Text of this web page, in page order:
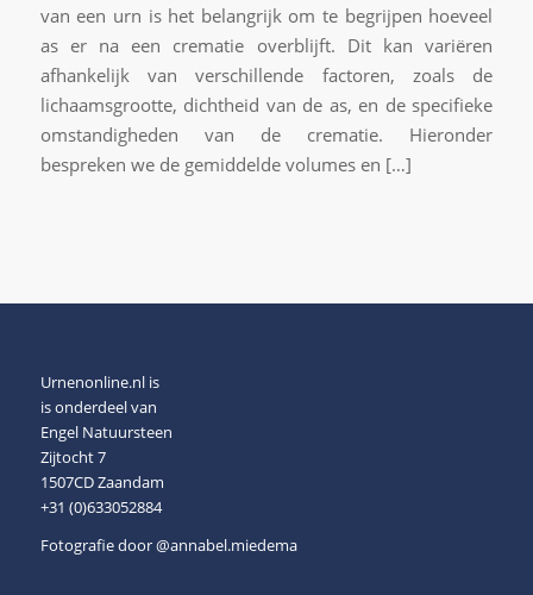
van een urn is het belangrijk om te begrijpen hoeveel
as er na een crematie overblijft. Dit kan variëren
afhankelijk van verschillende factoren, zoals de
lichaamsgrootte, dichtheid van de as, en de specifieke
omstandigheden van de crematie. Hieronder
bespreken we de gemiddelde volumes en […]
Urnenonline.nl is
is onderdeel van
Engel Natuursteen
Zijtocht 7
1507CD Zaandam
+31 (0)633052884
Fotografie door@annabel.miedema